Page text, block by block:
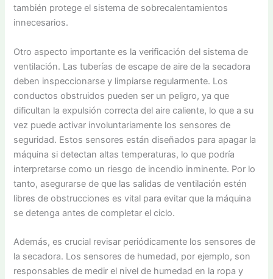
también protege el sistema de sobrecalentamientos
innecesarios.
Otro aspecto importante es la verificación del sistema de
ventilación. Las tuberías de escape de aire de la secadora
deben inspeccionarse y limpiarse regularmente. Los
conductos obstruidos pueden ser un peligro, ya que
dificultan la expulsión correcta del aire caliente, lo que a su
vez puede activar involuntariamente los sensores de
seguridad. Estos sensores están diseñados para apagar la
máquina si detectan altas temperaturas, lo que podría
interpretarse como un riesgo de incendio inminente. Por lo
tanto, asegurarse de que las salidas de ventilación estén
libres de obstrucciones es vital para evitar que la máquina
se detenga antes de completar el ciclo.
Además, es crucial revisar periódicamente los sensores de
la secadora. Los sensores de humedad, por ejemplo, son
responsables de medir el nivel de humedad en la ropa y